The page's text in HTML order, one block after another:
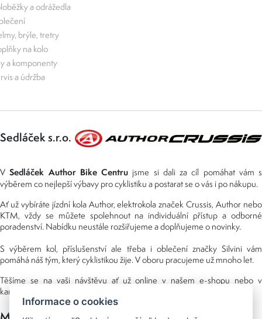
a odrážedla
brýle, tretry
na kolo
a komponenty
a údržba
Sedláček s.r.o.
VSedláček Author Bike Centru jsme si dali za cíl pomáhat vám s
výběrem co nejlepší výbavy pro cyklistiku a postarat se o vás i po nákupu.
Ať už vybíráte jízdní kola Author, elektrokola značek Crussis, Author nebo
KTM, vždy se můžete spolehnout na individuální přístup a odborné
poradenství. Nabídku neustále rozšiřujeme a doplňujeme o novinky.
S výběrem kol, příslušenství ale třeba i oblečení značky Silvini vám
pomáhá náš tým, který cyklistikou žije. V oboru pracujeme už mnoho let.
Těšíme se na vaši návštěvu ať už online v našem e-shopu nebo v
kamenné prodejně, kterou najdete v NS (nákupní středisko) URAN.
Informace o cookies